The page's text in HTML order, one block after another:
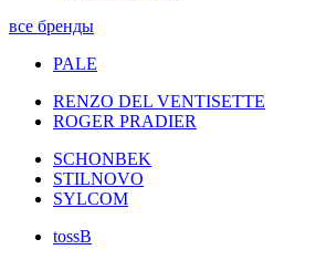
все бренды
PALE
RENZO DEL VENTISETTE
ROGER PRADIER
SCHONBEK
STILNOVO
SYLCOM
tossB